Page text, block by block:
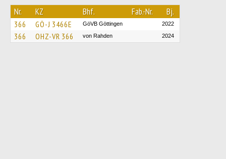
Nr. KZ Bhf. Fab.-Nr. Bj.
366 GÖ-J 3466E GöVB Göttingen 2022
366 OHZ-VR 366 von Rahden 2024